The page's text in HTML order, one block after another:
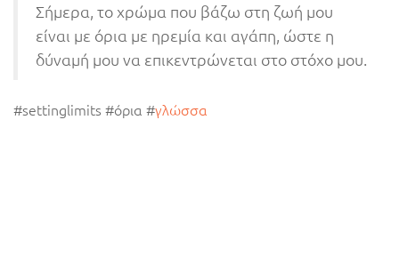
Σήμερα, το χρώμα που βάζω στη ζωή μου
είναι με όρια με ηρεμία και αγάπη, ώστε η
δύναμή μου να επικεντρώνεται στο στόχο μου.
#settinglimits #όρια #γλώσσα